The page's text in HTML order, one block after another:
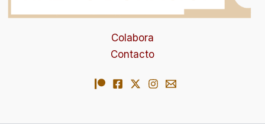
Colabora
Contacto